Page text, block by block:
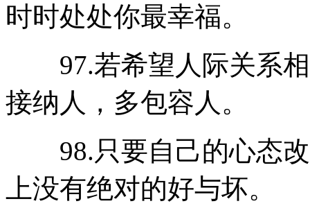
时时处处你最幸福。
97.若希望人际关系相
接纳人，多包容人。
98.只要自己的心态改
上没有绝对的好与坏。